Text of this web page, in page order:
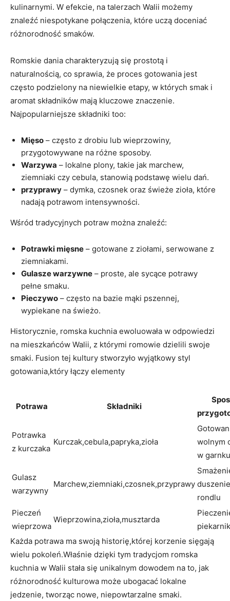
kulinarnymi. W efekcie, na talerzach Walii możemy
znaleźć niespotykane połączenia, które uczą doceniać
różnorodność smaków.
Romskie dania charakteryzują się prostotą i
naturalnością, co sprawia, że proces gotowania jest
często podzielony na niewielkie etapy, w których smak i
aromat składników mają kluczowe znaczenie.
Najpopularniejsze składniki too:
Mięso – często z drobiu lub wieprzowiny,
przygotowywane na różne sposoby.
Warzywa – lokalne plony, takie jak marchew,
ziemniaki czy cebula, stanowią podstawę wielu dań.
przyprawy – dymka, czosnek oraz świeże zioła, które
nadają potrawom intensywności.
Wśród tradycyjnych potraw można znaleźć:
Potrawki mięsne – gotowane z ziołami, serwowane z
ziemniakami.
Gulasze warzywne – proste, ale sycące potrawy
pełne smaku.
Pieczywo – często na bazie mąki pszennej,
wypiekane na świeżo.
Historycznie, romska kuchnia ewoluowała w odpowiedzi
na mieszkańców Walii, z którymi romowie dzielili swoje
smaki. Fusion tej kultury stworzyło wyjątkowy styl
gotowania,który łączy elementy
Potrawa Składniki
Potrawka
z kurczaka
Kurczak,cebula,papryka,zioła
wolnym
w garnku
Gulasz
warzywny
Marchew,ziemniaki,czosnek,przyprawy
rondlu
Pieczeń
wieprzowa
Wieprzowina,zioła,musztarda
Każda potrawa ma swoją historię,której korzenie sięgają
wielu pokoleń.Właśnie dzięki tym tradycjom romska
kuchnia w Walii stała się unikalnym dowodem na to, jak
różnorodność kulturowa może ubogacać lokalne
jedzenie, tworząc nowe, niepowtarzalne smaki.